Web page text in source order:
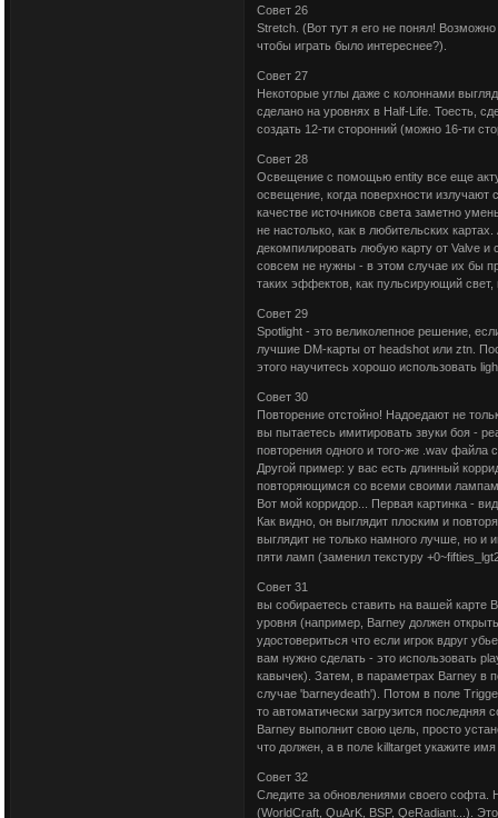
Совет 26
Stretch. (Вот тут я его не понял!
чтобы играть было интереснее?).
Совет 27
Некоторые углы даже с колоннами
сделано на уровнях в Half-Life. Тоесть,
создать 12-ти сторонний (можно 16-ти
Совет 28
Освещение с помощью entity все еще
освещение, когда поверхности излучают
качестве источников света заметно
не настолько, как в любительских
декомпилировать любую карту от Valve и
совсем не нужны - в этом случае их бы
таких эффектов, как пульсирующий
Совет 29
Spotlight - это великолепное решение,
лучшие DM-карты от headshot или ztn.
этого научитесь хорошо использовать
Совет 30
Повторение отстойно! Надоедают не
вы пытаетесь имитировать звуки боя -
повторения одного и того-же .wav файла
Другой пример: у вас есть длинный
повторяющимся со всеми своими
Вот мой корридор... Первая картинка -
Как видно, он выглядит плоским и
выглядит не только намного лучше, но и
пяти ламп (заменил текстуру
Совет 31
вы собираетесь ставить на вашей
уровня (например, Barney должен
удостовериться что если игрок вдруг
вам нужно сделать - это использовать
кавычек). Затем, в параметрах Barney в
случае 'barneydeath'). Потом в поле
то автоматически загрузится последняя
Barney выполнит свою цель, просто
что должен, а в поле killtarget укажите
Совет 32
Следите за обновлениями своего софта.
(WorldCraft, QuArK, BSP, QeRadiant...).